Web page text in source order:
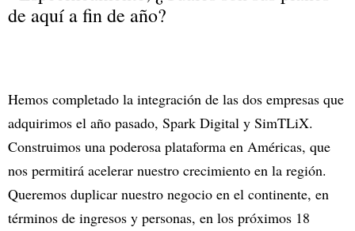
de aquí a fin de año?
Hemos completado la integración de las dos empresas que
adquirimos el año pasado, Spark Digital y SimTLiX.
Construimos una poderosa plataforma en Américas, que
nos permitirá acelerar nuestro crecimiento en la región.
Queremos duplicar nuestro negocio en el continente, en
términos de ingresos y personas, en los próximos 18